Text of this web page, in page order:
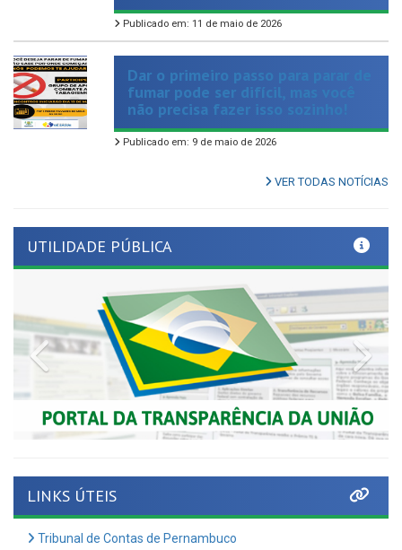
Dar o primeiro passo para parar de
fumar pode ser difícil, mas você
não precisa fazer isso sozinho!
Publicado em: 9 de maio de 2026
VER TODAS NOTÍCIAS
Previous
Tribunal de Contas de Pernambuco
Tome Conta